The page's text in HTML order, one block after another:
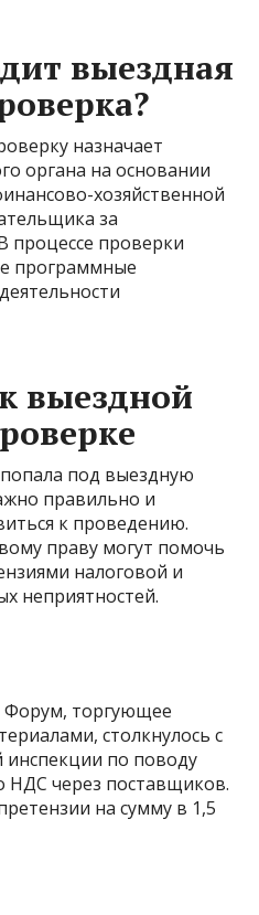
выездная
назначает
органа на основании
хозяйственной
за
процессе проверки
программные
выездной
под выездную
правильно и
к проведению.
праву могут помочь
налоговой и
неприятностей.
Форум, торгующее
столкнулось с
инспекции по поводу
через поставщиков.
на сумму в 1,5